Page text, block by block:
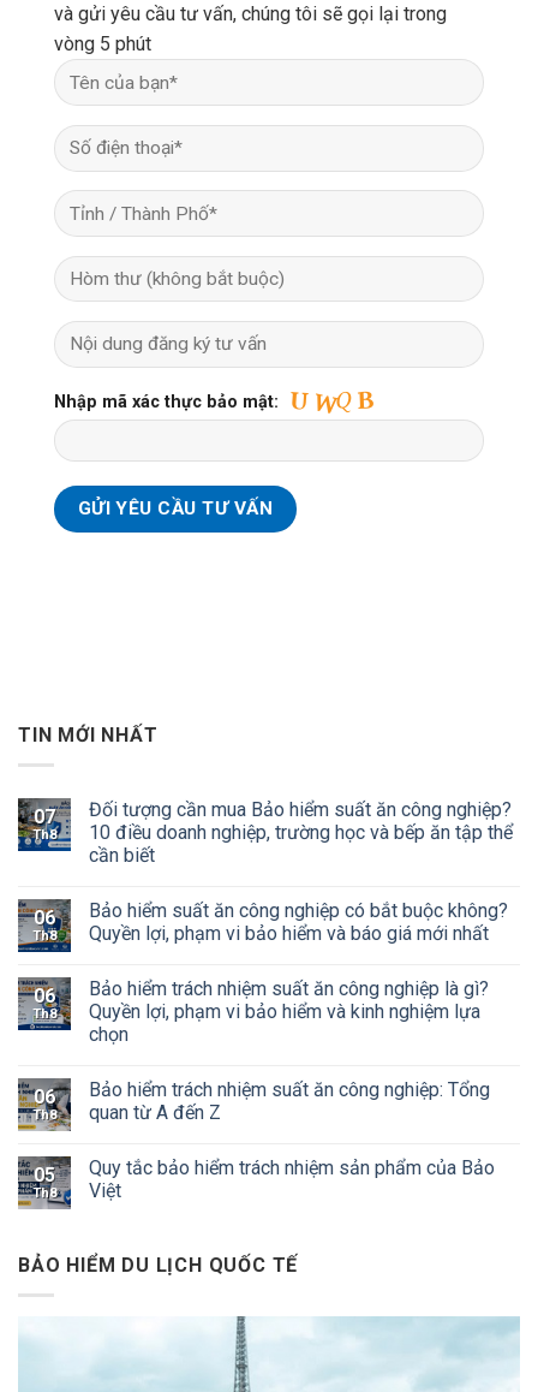
và gửi yêu cầu tư vấn, chúng tôi sẽ gọi lại trong
vòng 5 phút
Nhập mã xác thực bảo mật:
TIN MỚI NHẤT
07
Th8
Đối tượng cần mua Bảo hiểm suất ăn công nghiệp?
10 điều doanh nghiệp, trường học và bếp ăn tập thể
cần biết
06
Th8
Bảo hiểm suất ăn công nghiệp có bắt buộc không?
Quyền lợi, phạm vi bảo hiểm và báo giá mới nhất
06
Th8
Bảo hiểm trách nhiệm suất ăn công nghiệp là gì?
Quyền lợi, phạm vi bảo hiểm và kinh nghiệm lựa
chọn
06
Th8
Bảo hiểm trách nhiệm suất ăn công nghiệp: Tổng
quan từ A đến Z
05
Th8
Quy tắc bảo hiểm trách nhiệm sản phẩm của Bảo
Việt
BẢO HIỂM DU LỊCH QUỐC TẾ